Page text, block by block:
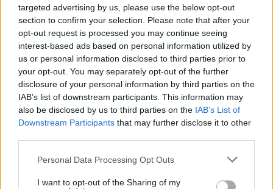
targeted advertising by us, please use the below opt-out
section to confirm your selection. Please note that after your
opt-out request is processed you may continue seeing
interest-based ads based on personal information utilized by
us or personal information disclosed to third parties prior to
your opt-out. You may separately opt-out of the further
disclosure of your personal information by third parties on the
IAB’s list of downstream participants. This information may
also be disclosed by us to third parties on the IAB’s List of
Downstream Participants that may further disclose it to other
Please note that this website/app uses one or more Google
not limited to your visit or usage behaviour. You may click to
Personal Data Processing Opt Outs
I want to opt-out of the Sharing of my
Continua a leggere